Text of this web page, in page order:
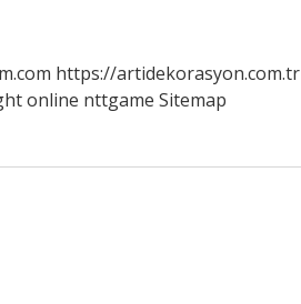
https://artidekorasyon.com.tr
online nttgame Sitemap